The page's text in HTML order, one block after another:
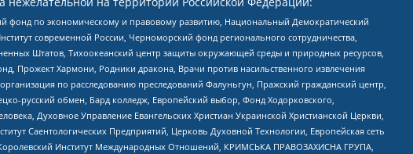
фонд по экономическому и правовому развитию, Национальный Демократический
современной России, Черноморский фонд регионального сотрудничества,
Штатов, Тихоокеанский центр защиты окружающей среды и природных ресурсов,
Прожект Хармони, Родники дракона, Врачи против насильственного извлечения
по расследованию преследований Фалуньгун, Пражский гражданский центр,
русский обмен, Бард колледж, Европейский выбор, Фонд Ходорковского,
Духовное Управление Евангельских Христиан Украинской Христианской Церкви,
Саентологических Предприятий, Церковь Духовной Технологии, Европейская сеть
Институт Международных Отношений, КРИМСЬКА ПРАВОЗАХИСНА ГРУПА,